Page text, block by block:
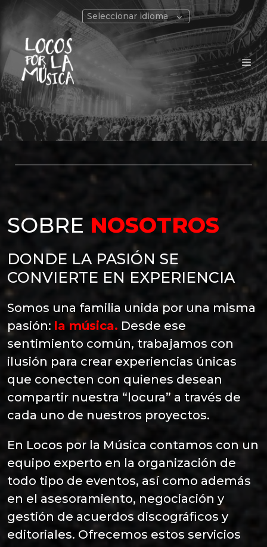
Seleccionar idioma
SOBRE NOSOTROS
DONDE LA PASIÓN SE
CONVIERTE EN EXPERIENCIA
Somos una familia unida por una misma
pasión: la música. Desde ese
sentimiento común, trabajamos con
ilusión para crear experiencias únicas
que conecten con quienes desean
compartir nuestra “locura” a través de
cada uno de nuestros proyectos.
En Locos por la Música contamos con un
equipo experto en la organización de
todo tipo de eventos, así como además
en el asesoramiento, negociación y
gestión de acuerdos discográficos y
editoriales. Ofrecemos estos servicios